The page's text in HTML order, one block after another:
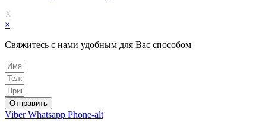
X
×
Свяжитесь с нами удобным для Вас способом
Отправить
Viber Whatsapp Phone-alt